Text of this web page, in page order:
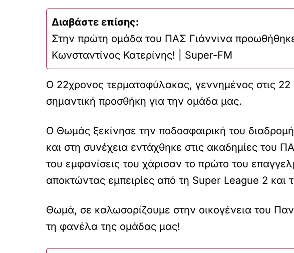
Διαβάστε επίσης:
Στην πρώτη ομάδα του ΠΑΣ Γιάννινα
Κωνσταντίνος Κατερίνης! | Super-FM
Ο 22χρονος τερματοφύλακας, γεννημένος στις 22
σημαντική προσθήκη για την ομάδα μας.
Ο Θωμάς ξεκίνησε την ποδοσφαιρική του
και στη συνέχεια εντάχθηκε στις ακαδημίες του
του εμφανίσεις του χάρισαν το πρώτο του
αποκτώντας εμπειρίες από τη Super League 2
Θωμά, σε καλωσορίζουμε στην οικογένεια του
τη φανέλα της ομάδας μας!